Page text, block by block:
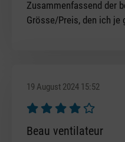
Zusammenfassend der
Grösse/Preis, den ich je
19 August 2024 15:52
Review with rating of 4
Beau ventilateur